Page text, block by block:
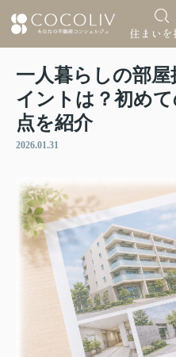
一人暮らしの部
イントは？初め
点を紹介
2026.01.31